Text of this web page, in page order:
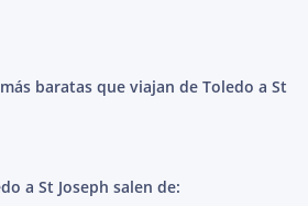
baratas que viajan de Toledo a St
a St Joseph salen de: